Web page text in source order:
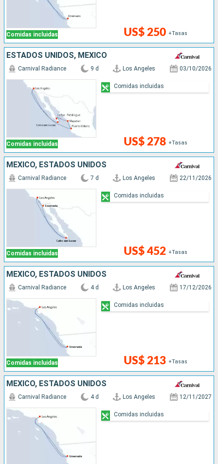
Comidas incluidas US$ 250 +Tasas
ESTADOS UNIDOS, MÉXICO
Comidas incluidas
Carnival Radiance 9 d Los Angeles 03/10/2026
US$ 278 +Tasas
Comidas incluidas
MÉXICO, ESTADOS UNIDOS
Comidas incluidas
Carnival Radiance 7 d Los Angeles 22/11/2026
US$ 452 +Tasas
Comidas incluidas
MÉXICO, ESTADOS UNIDOS
Comidas incluidas
Carnival Radiance 4 d Los Angeles 17/12/2026
US$ 213 +Tasas
Comidas incluidas
MÉXICO, ESTADOS UNIDOS
Carnival Radiance 4 d Los Angeles 12/11/2027
Comidas incluidas